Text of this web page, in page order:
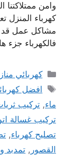
وامن
مشاكل عمل قد
فالكهرباء جزء
التصنيفات
كهربائي
الوسوم
افضل
ماء, تركيب
تركيب غسالة
تصليح كهرباء,
القصور , تمدبد